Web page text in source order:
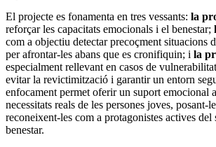
El projecte es fonamenta en tres vessants: la
reforçar les capacitats emocionals i el benestar;
com a objectiu detectar precoçment situacions
per afrontar-les abans que es cronifiquin; i la
especialment rellevant en casos de
evitar la revictimització i garantir un entorn
enfocament permet oferir un suport emocional
necessitats reals de les persones joves, posant-
reconeixent-les com a protagonistes actives del
benestar.